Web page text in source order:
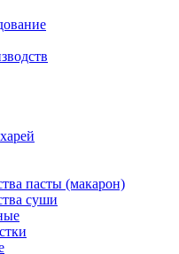
пасты (макарон)
суши